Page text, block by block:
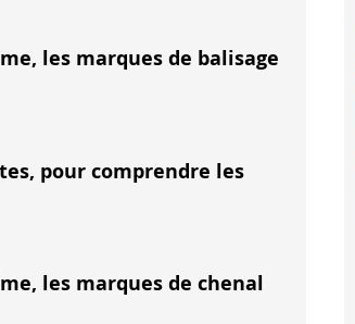
de danger isolé, on peut se
sont souvent les plus visibles pour
marque de danger isolé, on peut se
les marques de balisage
pour comprendre les
les marques de chenal